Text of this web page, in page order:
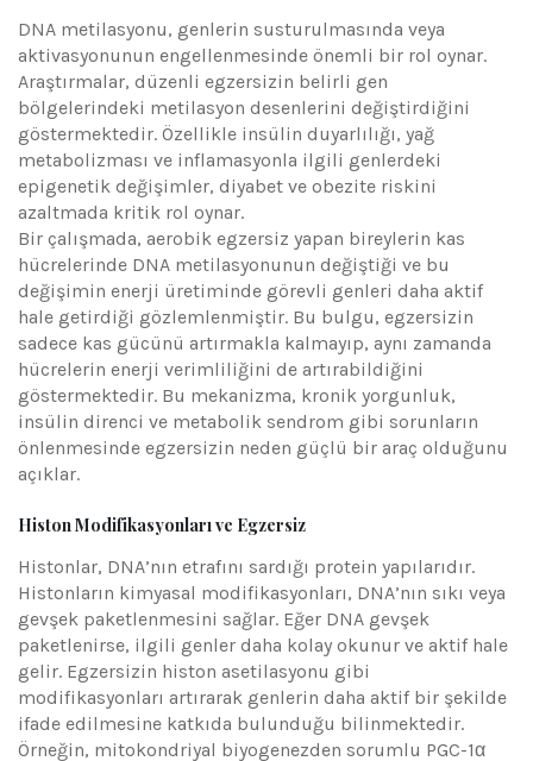
DNA metilasyonu, genlerin susturulmasında veya
aktivasyonunun engellenmesinde önemli bir rol oynar.
Araştırmalar, düzenli egzersizin belirli gen
bölgelerindeki metilasyon desenlerini değiştirdiğini
göstermektedir. Özellikle insülin duyarlılığı, yağ
metabolizması ve inflamasyonla ilgili genlerdeki
epigenetik değişimler, diyabet ve obezite riskini
azaltmada kritik rol oynar.
Bir çalışmada, aerobik egzersiz yapan bireylerin kas
hücrelerinde DNA metilasyonunun değiştiği ve bu
değişimin enerji üretiminde görevli genleri daha aktif
hale getirdiği gözlemlenmiştir. Bu bulgu, egzersizin
sadece kas gücünü artırmakla kalmayıp, aynı zamanda
hücrelerin enerji verimliliğini de artırabildiğini
göstermektedir. Bu mekanizma, kronik yorgunluk,
insülin direnci ve metabolik sendrom gibi sorunların
önlenmesinde egzersizin neden güçlü bir araç olduğunu
açıklar.
Histon Modifikasyonları ve Egzersiz
Histonlar, DNA’nın etrafını sardığı protein yapılarıdır.
Histonların kimyasal modifikasyonları, DNA’nın sıkı veya
gevşek paketlenmesini sağlar. Eğer DNA gevşek
paketlenirse, ilgili genler daha kolay okunur ve aktif hale
gelir. Egzersizin histon asetilasyonu gibi
modifikasyonları artırarak genlerin daha aktif bir şekilde
ifade edilmesine katkıda bulunduğu bilinmektedir.
Örneğin, mitokondriyal biyogenezden sorumlu PGC-1α